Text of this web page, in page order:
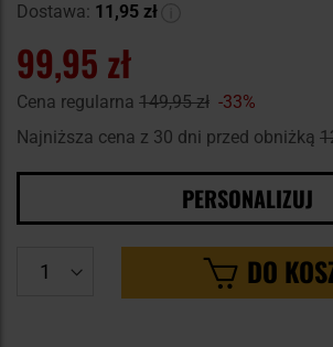
Dostawa: 11,95 zł
99,95 zł
Cena regularna 149,95 zł -33%
Najniższa cena z 30 dni przed obniżką
PERSONALIZUJ
DO